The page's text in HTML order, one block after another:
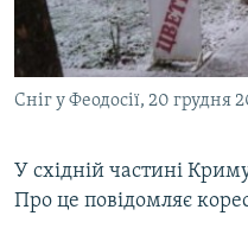
ВІДЕОУРОКИ «ELIFBE»
СВІДЧЕННЯ ОКУПАЦІЇ
УКРАЇНСЬКА ПРОБЛЕМА
Русский
Qırımtatar
Сніг у Феодосії, 20 грудня
У східній частині
Про це повідомляє